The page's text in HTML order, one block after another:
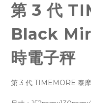
第 3 代
Black
時電子秤
第 3 代 TIMEMORE 泰